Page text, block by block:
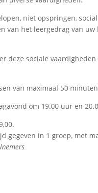
niet opspringen,
het leergedrag van uw
deze sociale
van maximaal 50
om 19.00 uur en
gegeven in 1 groep, met